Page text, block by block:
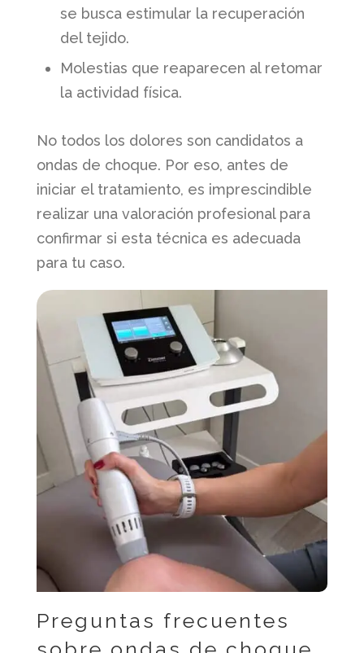
se busca estimular la recuperación
del tejido.
Molestias que reaparecen al retomar
la actividad física.
No todos los dolores son candidatos a
ondas de choque. Por eso, antes de
iniciar el tratamiento, es imprescindible
realizar una valoración profesional para
confirmar si esta técnica es adecuada
para tu caso.
Preguntas frecuentes